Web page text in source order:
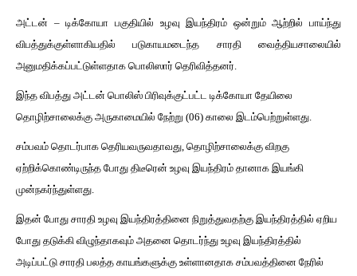
அட்டன் – டிக்கோயா பகுதியில் உழவு இயந்திரம் ஒன்றும் ஆற்றில் பாய்ந்து
விபத்துக்குள்ளாகியதில் படுகாயமடைந்த சாரதி வைத்தியசாலையில்
அனுமதிக்கப்பட்டுள்ளதாக பொலிஸார் தெரிவித்தனர்.
இந்த விபத்து அட்டன் பொலிஸ் பிரிவுக்குட்பட்ட டிக்கோயா தேயிலை
தொழிற்சாலைக்கு அருகாமையில் நேற்று (06) காலை இடம்பெற்றுள்ளது.
சம்பவம் தொடர்பாக தெரியவருவதாவது, தொழிற்சாலைக்கு விறகு
ஏற்றிக்கொண்டிருந்த போது திடீரென் உழவு இயந்திரம் தானாக இயங்கி
முன்நகர்ந்துள்ளது.
இதன் போது சாரதி உழவு இயந்திரத்தினை நிறுத்துவதற்கு இயந்திரத்தில் ஏறிய
போது தடுக்கி விழுந்தாகவும் அதனை தொடர்ந்து உழவு இயந்திரத்தில்
அடிப்பட்டு சாரதி பலத்த காயங்களுக்கு உள்ளானதாக சம்பவத்தினை நேரில்